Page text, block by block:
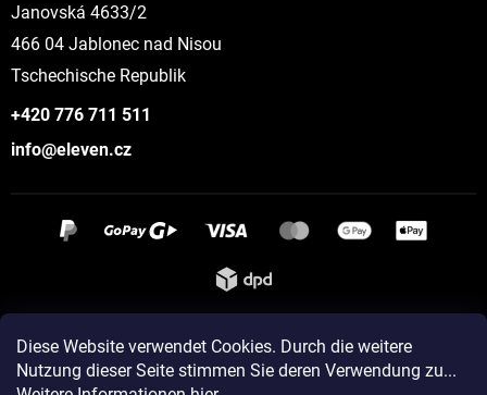
Diese Website verwendet Cookies. Durch die weitere
Nutzung dieser Seite stimmen Sie deren Verwendung zu...
Janovská 4633/2
466 04 Jablonec nad Nisou
Tschechische Republik
+420 776 711 511
info@eleven.cz
Instagram